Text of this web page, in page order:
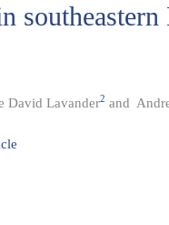
David Lavander2 and